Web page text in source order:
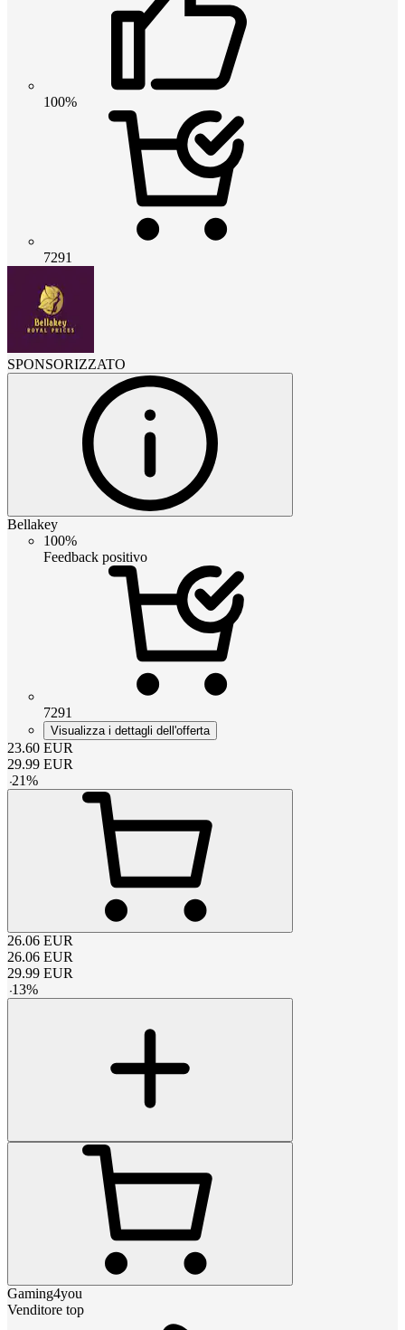
100%
7291
SPONSORIZZATO
Bellakey
100%
Feedback positivo
7291
Visualizza i dettagli dell'offerta
23.60 EUR
29.99 EUR
-21%
26.06 EUR
26.06 EUR
29.99 EUR
-13%
Gaming4you
Venditore top